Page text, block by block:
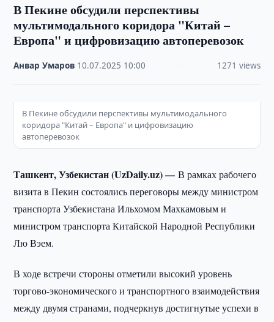
В Пекине обсудили перспективы
мультимодального коридора "Китай –
Европа" и цифровизацию автоперевозок
Анвар Умаров 10.07.2025 10:00 1271 views
В Пекине обсудили перспективы мультимодального
коридора "Китай – Европа" и цифровизацию
автоперевозок
Ташкент, Узбекистан (UzDaily.uz) —В рамках рабочего
визита в Пекин состоялись переговоры между министром
транспорта Узбекистана Ильхомом Махкамовым и
министром транспорта Китайской Народной Республики
Лю Вэем.
В ходе встречи стороны отметили высокий уровень
торгово-экономического и транспортного взаимодействия
между двумя странами, подчеркнув достигнутые успехи в